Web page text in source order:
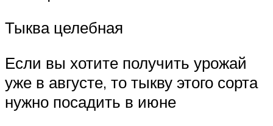
Тыква целебная
Если вы хотите получить урожай
уже в августе, то тыкву этого сорта
нужно посадить в июне